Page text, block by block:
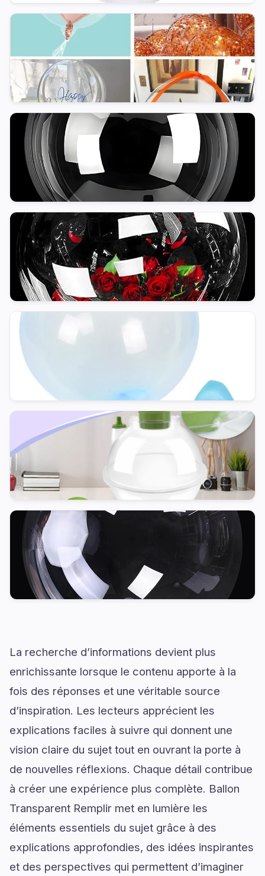
La recherche d’informations devient plus
enrichissante lorsque le contenu apporte à la
fois des réponses et une véritable source
d’inspiration. Les lecteurs apprécient les
explications faciles à suivre qui donnent une
vision claire du sujet tout en ouvrant la porte à
de nouvelles réflexions. Chaque détail contribue
à créer une expérience plus complète. Ballon
Transparent Remplir met en lumière les
éléments essentiels du sujet grâce à des
explications approfondies, des idées inspirantes
et des perspectives qui permettent d’imaginer